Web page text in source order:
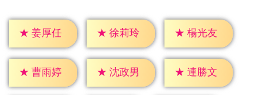
★ 姜厚任 ★ 徐莉玲 ★ 楊光友
★ 曹雨婷 ★ 沈政男 ★ 連勝文